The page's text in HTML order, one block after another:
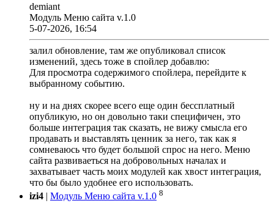
demiant
Модуль Меню сайта v.1.0
5-07-2026, 16:54
залил обновление, там же опубликовал список
изменений, здесь тоже в спойлер добавлю:
Для просмотра содержимого спойлера, перейдите к
выбранному событию.
ну и на днях скорее всего еще один бессплатный
опубликую, но он довольно таки специфичен, это
больше интеграция так сказать, не вижу смысла его
продавать и выставлять ценник за него, так как я
сомневаюсь что будет большой спрос на него. Меню
сайта развиваеться на добровольных началах и
захватывает часть моих модулей как хвост интеграция,
что бы было удобнее его использовать.
izi4 | Модуль Меню сайта v.1.0 8